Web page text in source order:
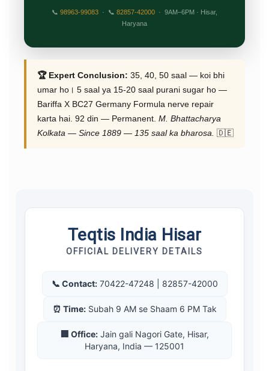
📞 98963-99083 · 📞 82857-42000 · 9AM–6PM · Hisar,
Haryana
🏆 Expert Conclusion: 35, 40, 50 saal — koi bhi
umar ho। 5 saal ya 15-20 saal purani sugar ho —
Bariffa X BC27 Germany Formula nerve repair
karta hai. 92 din — Permanent. M. Bhattacharya
Kolkata — Since 1889 — 135 saal ka bharosa. 🇩🇪
Teqtis India Hisar
OFFICIAL DELIVERY DETAILS
📞 Contact:70422-47248 | 82857-42000
⏰ Time:Subah 9 AM se Shaam 6 PM Tak
🏢 Office:Jain gali Nagori Gate, Hisar,
Haryana, India — 125001